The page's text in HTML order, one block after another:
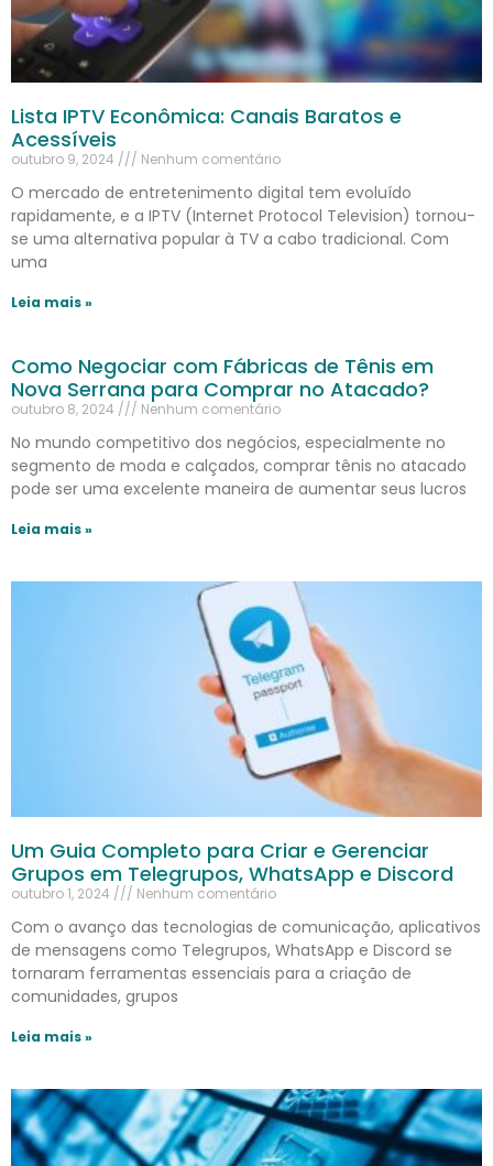
Lista IPTV Econômica: Canais Baratos e
Acessíveis
outubro 9, 2024 Nenhum comentário
O mercado de entretenimento digital tem evoluído
rapidamente, e a IPTV (Internet Protocol Television) tornou-
se uma alternativa popular à TV a cabo tradicional. Com
uma
Leia mais »
Como Negociar com Fábricas de Tênis em
Nova Serrana para Comprar no Atacado?
outubro 8, 2024 Nenhum comentário
No mundo competitivo dos negócios, especialmente no
segmento de moda e calçados, comprar tênis no atacado
pode ser uma excelente maneira de aumentar seus lucros
Leia mais »
Um Guia Completo para Criar e Gerenciar
Grupos em Telegrupos, WhatsApp e Discord
outubro 1, 2024 Nenhum comentário
Com o avanço das tecnologias de comunicação, aplicativos
de mensagens como Telegrupos, WhatsApp e Discord se
tornaram ferramentas essenciais para a criação de
comunidades, grupos
Leia mais »